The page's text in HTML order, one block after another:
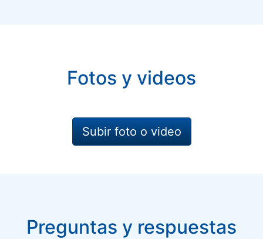
Fotos y videos
Subir foto o video
Preguntas y respuestas